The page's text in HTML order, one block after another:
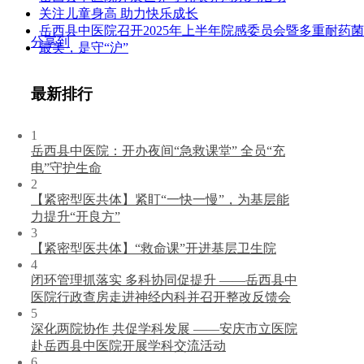
关注儿童身高 助力快乐成长
岳西县中医院召开2025年上半年院感委员会暨多重耐药
最美，是守“沪”
分享到
最新排行
1
岳西县中医院：开办夜间“急救课堂” 全员“充
电”守护生命
2
【紧密型医共体】紧盯“一快一慢”，为基层能
力提升“开良方”
3
【紧密型医共体】“救命课”开进基层卫生院
4
闭环管理抓落实 多科协同促提升 ——岳西县中
医院行政查房走进神经内科并召开整改反馈会
5
深化两院协作 共促学科发展 ——安庆市立医院
赴岳西县中医院开展学科交流活动